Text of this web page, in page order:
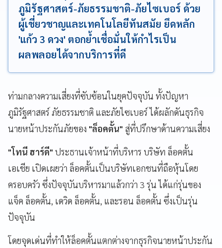
ภูมิรัฐศาสตร์-ภัยธรรมชาติ-ภัยไซเบอร์ ด้วย
ผู้เชี่ยวชาญและเทคโนโลยีทันสมัย ยึดหลัก
'แก้ว 3 ดวง' ตอกย้ำเชื่อมั่นให้กำไรเป็น
ผลพลอยได้จากบริการที่ดี
ท่ามกลางความเสี่ยงที่ซับซ้อนในยุคปัจจุบัน ทั้งปัญหา
ภูมิรัฐศาสตร์ ภัยธรรมชาติ และภัยไซเบอร์ ได้ผลักดันธุรกิจ
นายหน้าประกันภัยของ "ล็อคตั้น" สู่ที่ปรึกษาด้านความเสี่ยง
"โทนี ฮาร์ดี" ประธานเจ้าหน้าที่บริหาร บริษัท ล็อคตั้น
เอเชีย เปิดเผยว่า ล็อคตั้นเป็นบริษัทเอกชนที่ถือหุ้นโดย
ครอบครัว ซึ่งปัจจุบันบริหารมาแล้วกว่า 3 รุ่น ได้แก่รุ่นของ
แจ็ค ล็อคตั้น, เดวิด ล็อคตั้น, และรอน ล็อคตั้น ซึ่งเป็นรุ่น
ปัจจุบัน
โดยจุดเด่นที่ทำให้ล็อคตั้นแตกต่างจากธุรกิจนายหน้าประกัน